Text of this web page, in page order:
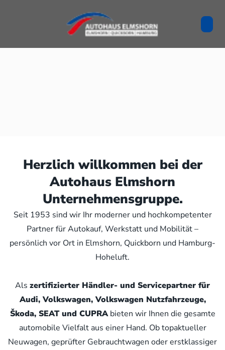
Herzlich willkommen bei der
Autohaus Elmshorn
Unternehmensgruppe.
Seit 1953 sind wir Ihr moderner und hochkompetenter
Partner für Autokauf, Werkstatt und Mobilität –
persönlich vor Ort in Elmshorn, Quickborn und Hamburg-
Hoheluft.
Als zertifizierter Händler- und Servicepartner für
Audi, Volkswagen, Volkswagen Nutzfahrzeuge,
Škoda, SEAT und CUPRAbieten wir Ihnen die gesamte
automobile Vielfalt aus einer Hand. Ob topaktueller
Neuwagen, geprüfter Gebrauchtwagen oder erstklassiger